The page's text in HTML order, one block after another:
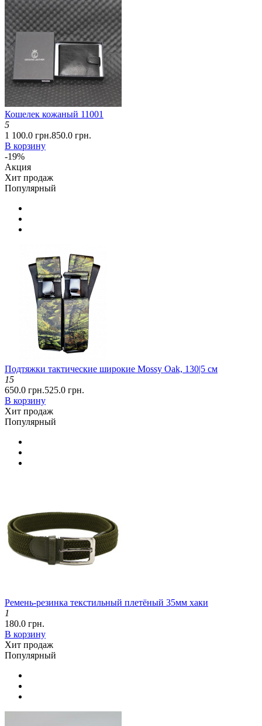
Кошелек кожаный 11001
5
1 100.0 грн.850.0 грн.
В корзину
-19%
Акция
Хит продаж
Популярный
Подтяжки тактические широкие Mossy Oak, 130|5 см
15
650.0 грн.525.0 грн.
В корзину
Хит продаж
Популярный
Ремень-резинка текстильный плетёный 35мм хаки
1
180.0 грн.
В корзину
Хит продаж
Популярный